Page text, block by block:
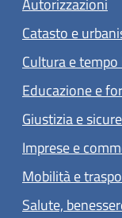
Catasto e
Cultura e tempo
Educazione e
Giustizia e
Imprese e
Mobilità e
Salute,